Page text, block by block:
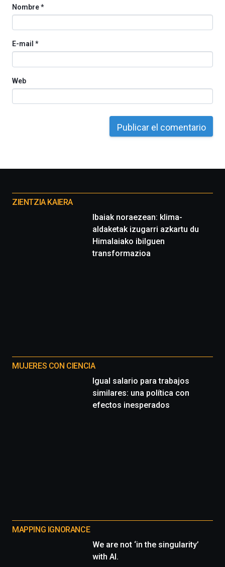
Nombre*
E-mail *
Web
proyectos
ZIENTZIA KAIERA
Ibaiak noraezean: klima-
aldaketak izugarri azkartu du
Himalaiako ibilguen
transformazioa
MUJERES CON CIENCIA
Igual salario para trabajos
similares: una política con
efectos inesperados
MAPPING IGNORANCE
We are not ‘in the singularity’
with AI.